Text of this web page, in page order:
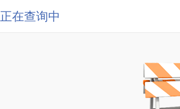
正在查询中